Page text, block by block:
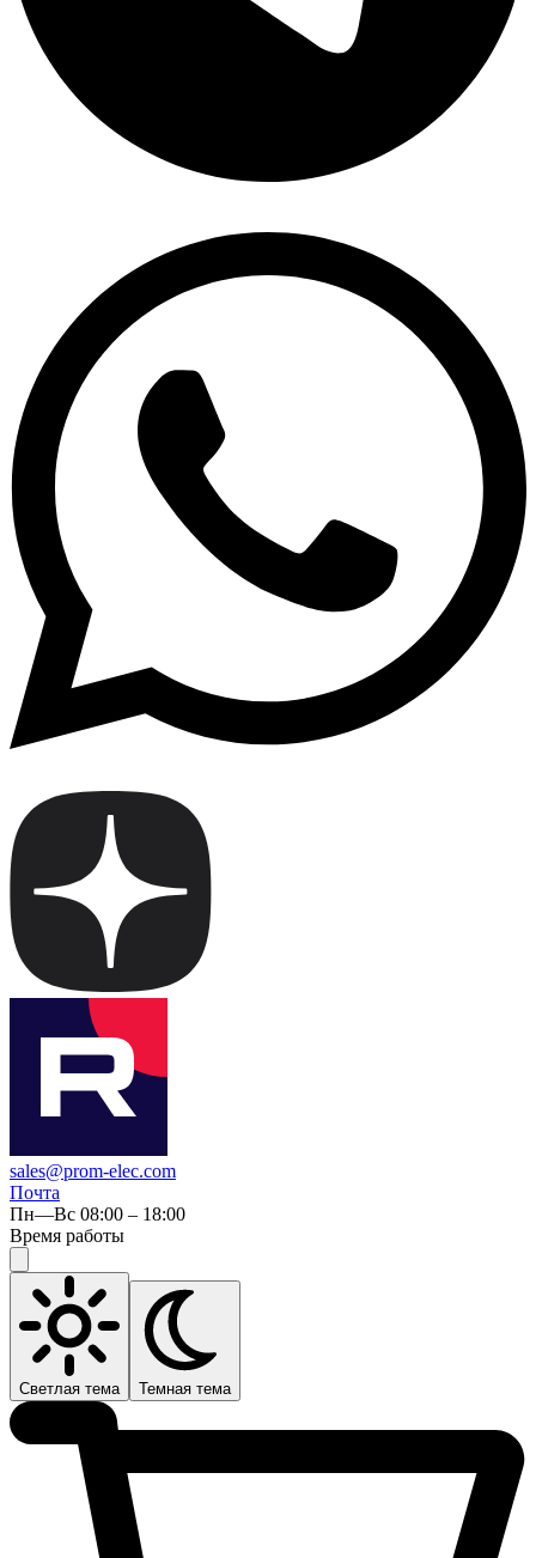
sales@prom-elec.com
Почта
Пн—Вс 08:00 – 18:00
Время работы
Светлая тема Темная тема